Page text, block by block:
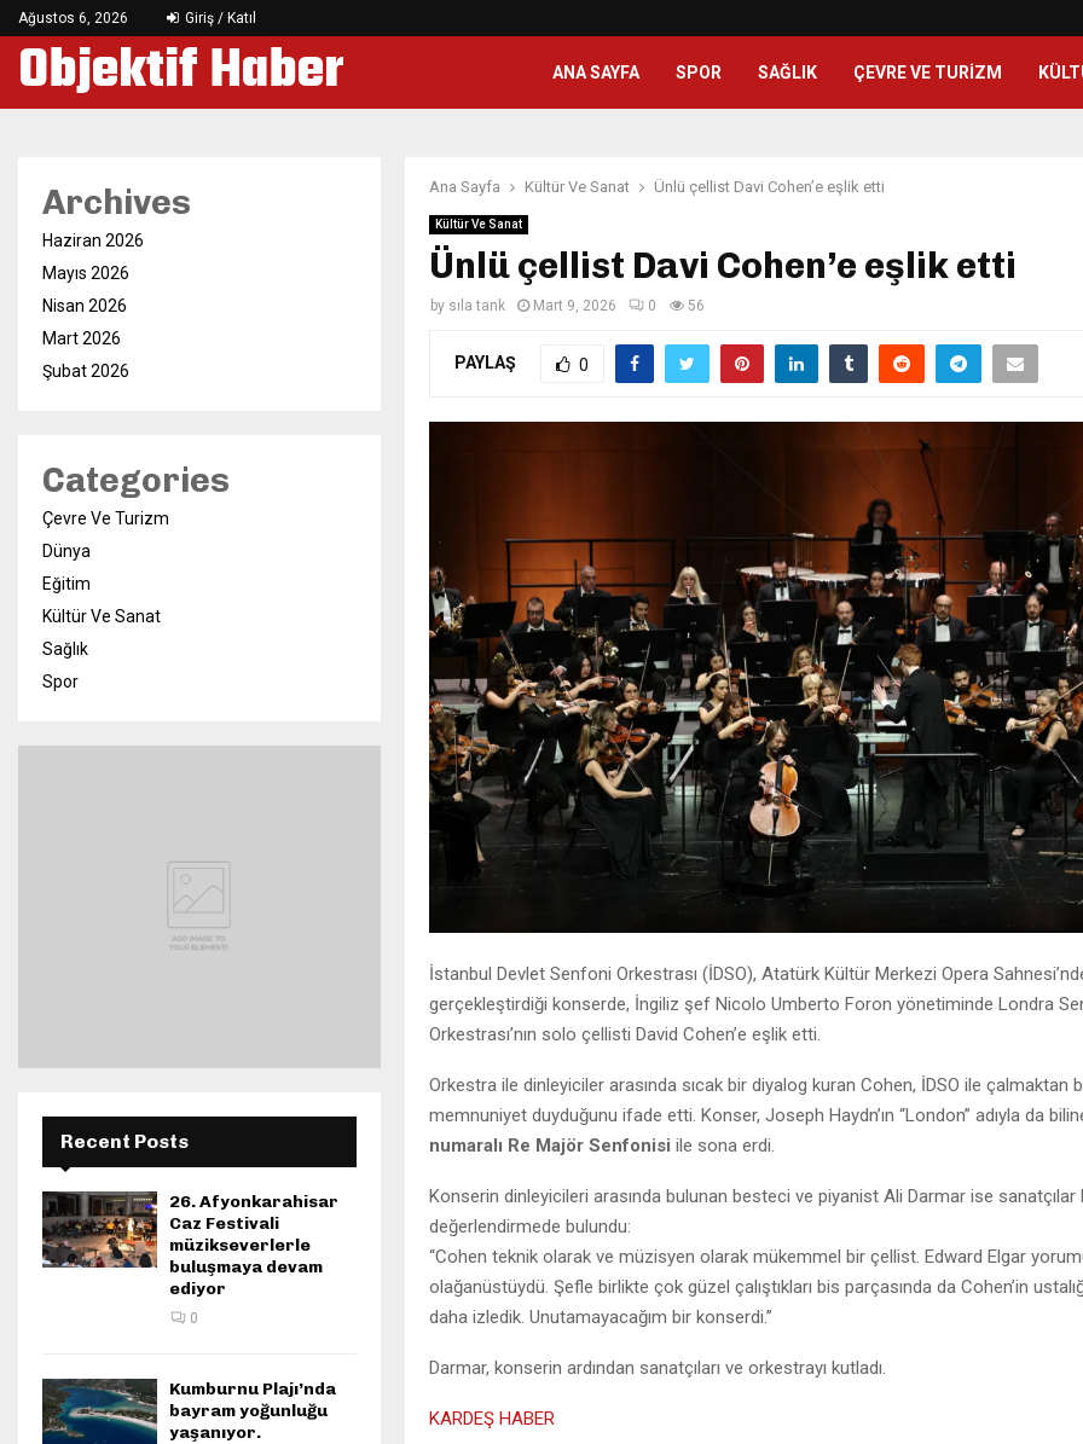
Ağustos 6, 2026 Giriş / Katıl
Objektif Haber ANA SAYFA SPOR SAĞLIK ÇEVRE VE TURIZM
Ana Sayfa Kültür Ve Sanat Ünlü çellist Davi Cohen’e eşlik etti
Kültür Ve Sanat
Ünlü çellist Davi Cohen’e eşlik etti
by sıla tank Mart 9, 2026 0 56
PAYLAŞ 0
İstanbul Devlet Senfoni Orkestrası (İDSO), Atatürk Kültür Merkezi Opera
gerçekleştirdiği konserde, İngiliz şef Nicolo Umberto Foron yönetiminde Londra
Orkestrası’nın solo çellisti David Cohen’e eşlik etti.
Orkestra ile dinleyiciler arasında sıcak bir diyalog kuran Cohen, İDSO ile çalmaktan
memnuniyet duyduğunu ifade etti. Konser, Joseph Haydn’ın “London” adıyla da
numaralı Re Majör Senfonisi ile sona erdi.
Konserin dinleyicileri arasında bulunan besteci ve piyanist Ali Darmar ise sanatçılar
değerlendirmede bulundu:
“Cohen teknik olarak ve müzisyen olarak mükemmel bir çellist. Edward Elgar
olağanüstüydü. Şefle birlikte çok güzel çalıştıkları bis parçasında da Cohen’in
daha izledik. Unutamayacağım bir konserdi.”
Darmar, konserin ardından sanatçıları ve orkestrayı kutladı.
KARDEŞ HABER
Archives
Haziran 2026
Mayıs 2026
Nisan 2026
Mart 2026
Şubat 2026
Categories
Çevre Ve Turizm
Dünya
Eğitim
Kültür Ve Sanat
Sağlık
Spor
Recent Posts
26. Afyonkarahisar
Caz Festivali
müzikseverlerle
buluşmaya devam
ediyor
0
Kumburnu Plajı’nda
bayram yoğunluğu
yaşanıyor.